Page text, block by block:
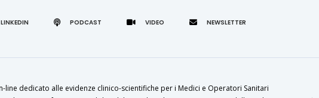
LINKEDIN
line dedicato alle evidenze clinico-scientifiche per i Medici e Operatori Sanitari